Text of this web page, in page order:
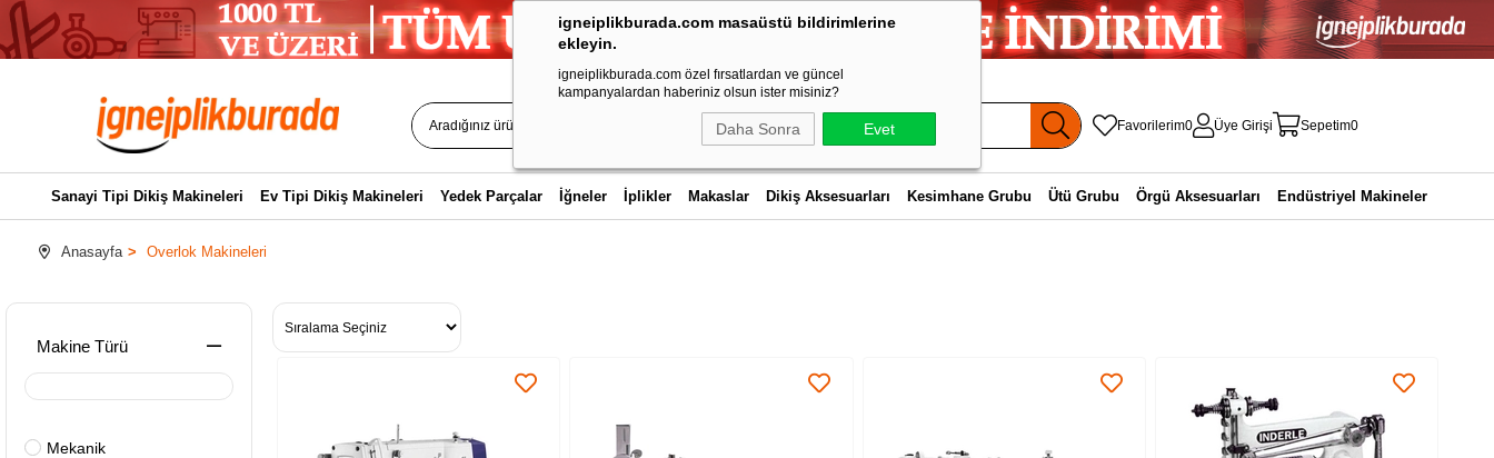
igneiplikburada.com masaüstü bildirimlerine
ekleyin.
igneiplikburada.com özel fırsatlardan ve güncel
kampanyalardan haberiniz olsun ister misiniz?
Daha Sonra Evet Favorilerim0 Üye Girişi Sepetim0
Sanayi Tipi Dikiş Makineleri Ev Tipi Dikiş Makineleri Yedek Parçalar İğneler İplikler Makaslar Dikiş Aksesuarları Kesimhane Grubu Ütü Grubu Örgü Aksesuarları Endüstriyel Makineler
Anasayfa Overlok Makineleri
Makine Türü
Mekanik